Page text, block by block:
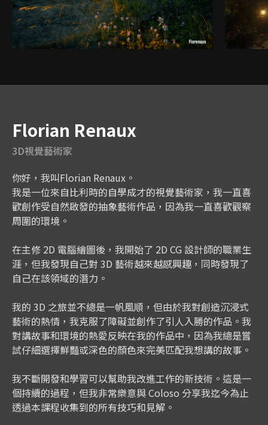
3D視覺藝術家
Florian Renaux
你好，我叫Florian Renaux。
我是一位來自比利時的自學成才的視覺藝術家，我一直喜
歡創作受自然啟發的抽象藝術作品，因為我一直喜歡觀察
周圍的環境。
在主修 2D 電腦繪圖後，我開始了 2D CG 設計師的職業生
涯，但我發現自己對 3D 藝術越來越感興趣，同時發現了
自己在該領域的潛力。
我的 3D 之旅並不總是一帆風順，但由於我對創造沉浸式
藝術的熱情，我克服了障礙並創作了引人入勝的作品。我
對講故事和環境的熱愛反映在我的作品中，因為我總是嘗
試仔細選擇鮮豔或深色的顏色來完美匹配我想講的故事。
我不斷開發和學習可以幫助我改進工作的新技術。這是一
個持續的過程，但我非常樂意與 Coloso 分享我迄今為止
透過本課程收集到的所有技巧和見解。